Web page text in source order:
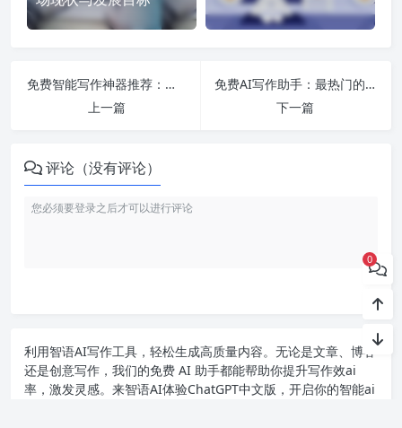
免费智能写作神器推荐：掌握AI写作的秘籍，轻松生成高质量内容！
上一篇
免费AI写作助手：最热门的免费AI工具与智能写作软件推荐！
下一篇
评论（没有评论）
利用智语AI写作工具，轻松生成高质量内容。无论是文章、博客
还是创意写作，我们的免费 AI 助手都能帮助你提升写作效ai
率，激发灵感。来智语AI体验ChatGPT中文版 ，开启你的智能ai
0